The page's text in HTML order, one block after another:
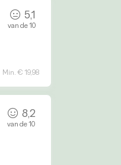
5,1
van de 10
Min. € 19,98
8,2
van de 10